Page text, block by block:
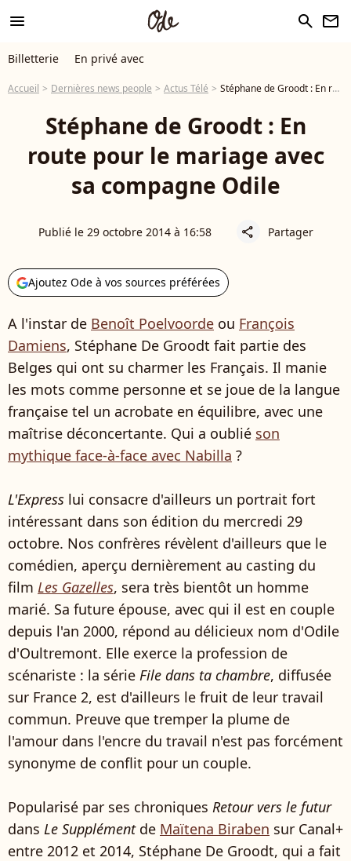
menu search newsletter
Billetterie En privé avec
Accueil Dernières news people Actus Télé Stéphane de Groodt : En route pour le mariage avec sa compagne Odile
Stéphane de Groodt : En
route pour le mariage avec
sa compagne Odile
Publié le 29 octobre 2014 à 16:58 share Partager
Ajoutez Ode à vos sources préférées
A l'instar de Benoît Poelvoorde ou François
Damiens, Stéphane De Groodt fait partie des
Belges qui ont su charmer les Français. Il manie
les mots comme personne et se joue de la langue
française tel un acrobate en équilibre, avec une
maîtrise déconcertante. Qui a oublié son
mythique face-à-face avec Nabilla ?
L'Express lui consacre d'ailleurs un portrait fort
intéressant dans son édition du mercredi 29
octobre. Nos confrères révèlent d'ailleurs que le
comédien, aperçu dernièrement au casting du
film Les Gazelles, sera très bientôt un homme
marié. Sa future épouse, avec qui il est en couple
depuis l'an 2000, répond au délicieux nom d'Odile
d'Oultremont. Elle exerce la profession de
scénariste : la série File dans ta chambre, diffusée
sur France 2, est d'ailleurs le fruit de leur travail
commun. Preuve que tremper la plume de
l'amour dans l'encre du travail n'est pas forcément
synonyme de conflit pour un couple.
Popularisé par ses chroniques Retour vers le futur
dans Le Supplémentde Maïtena Biraben sur Canal+
entre 2012 et 2014, Stéphane De Groodt, qui a fait